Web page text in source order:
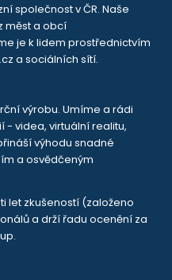
společnost v ČR. Naše
měst a obcí
je k lidem prostřednictvím
a sociálních sítí.
výrobu. Umíme a rádi
- videa, virtuální realitu,
výhodu snadné
a osvědčeným
let zkušeností (založeno
a drží řadu ocenění za